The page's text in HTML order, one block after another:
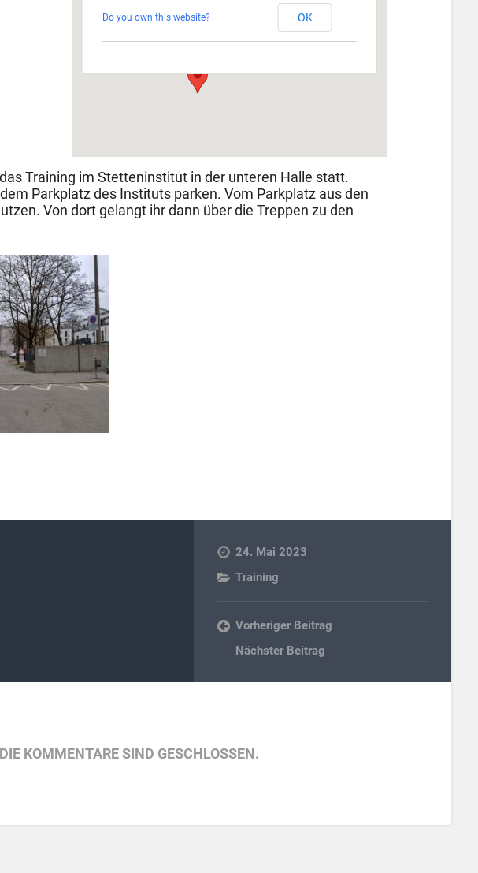
Veranstaltungen
Do you own this website? OK
Training im Stetteninstitut in der unteren Halle statt.
Parkplatz des Instituts parken. Vom Parkplatz aus den
Von dort gelangt ihr dann über die Treppen zu den
24. Mai 2023
Training
Vorheriger Beitrag
Nächster Beitrag
DIE KOMMENTARE SIND GESCHLOSSEN.